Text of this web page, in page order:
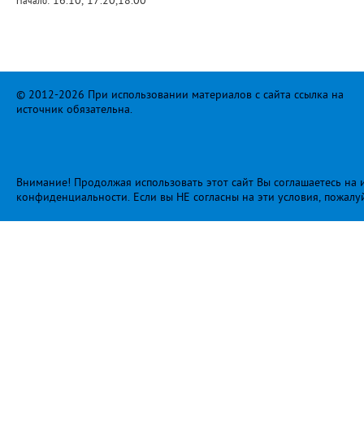
© 2012-2026 При использовании материалов с сайта ссылка на
источник обязательна.
Внимание! Продолжая использовать этот сайт Вы соглашаетесь
конфиденциальности. Если вы НЕ согласны на эти условия,